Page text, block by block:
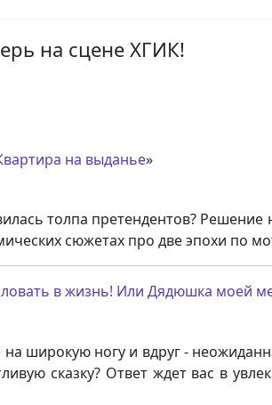
на сцене ХГИК!
на выданье»
толпа претендентов? Решение
сюжетах про две эпохи по
в жизнь! Или Дядюшка моей
широкую ногу и вдруг -
сказку? Ответ ждет вас в